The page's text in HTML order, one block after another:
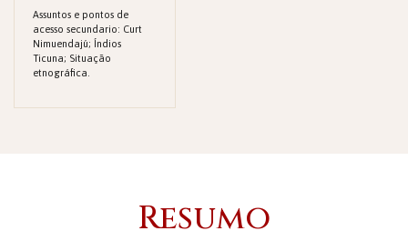
Assuntos e pontos de
acesso secundario: Curt
Nimuendajú; Índios
Ticuna; Situação
etnográfica.
Resumo